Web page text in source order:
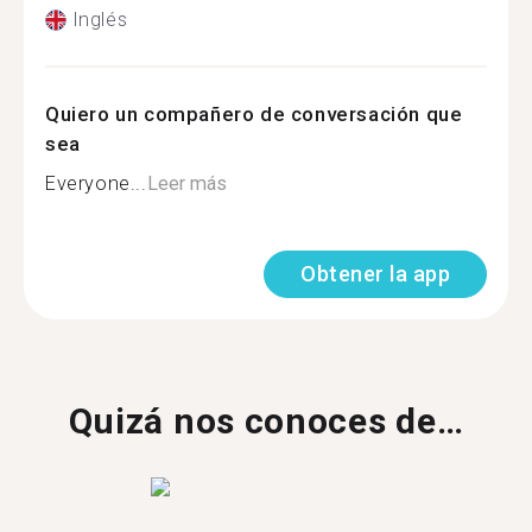
Inglés
Quiero un compañero de conversación que
sea
Everyone...Leer más
Obtener la app
Quizá nos conoces de…